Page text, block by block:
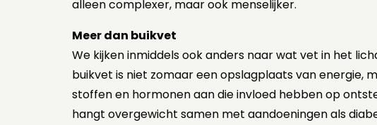
alleen complexer, maar ook menselijker.
Meer dan buikvet
We kijken inmiddels ook anders naar wat vet in het
buikvet is niet zomaar een opslagplaats van energie,
stoffen en hormonen aan die invloed hebben op
hangt overgewicht samen met aandoeningen als